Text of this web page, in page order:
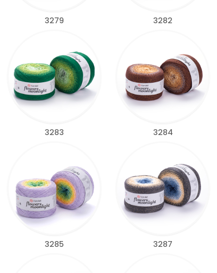
3279 3282
3283 3284
3285 3287